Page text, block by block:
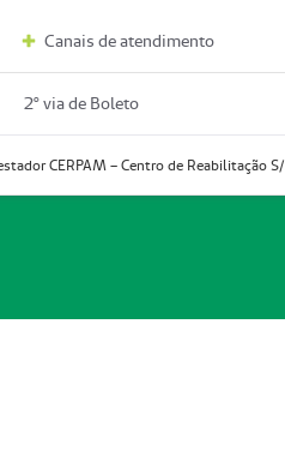
Canais de atendimento
2º via de Boleto